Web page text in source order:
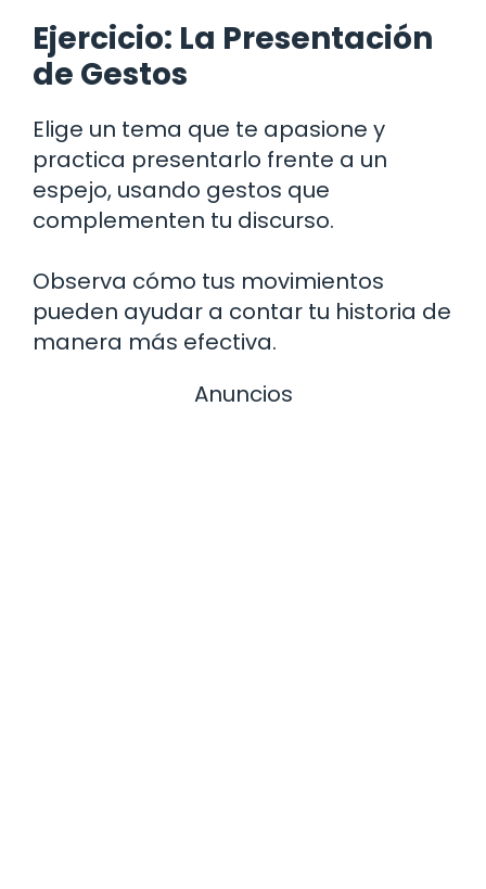
Ejercicio: La Presentación
de Gestos
Elige un tema que te apasione y
practica presentarlo frente a un
espejo, usando gestos que
complementen tu discurso.
Observa cómo tus movimientos
pueden ayudar a contar tu historia de
manera más efectiva.
Anuncios